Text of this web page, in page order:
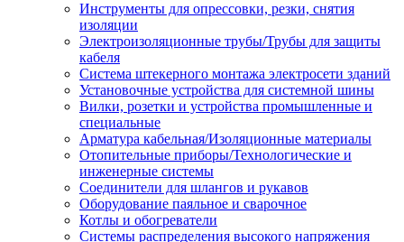
Инструменты для опрессовки, резки, снятия
изоляции
Электроизоляционные трубы/Трубы для защиты
кабеля
Система штекерного монтажа электросети зданий
Установочные устройства для системной шины
Вилки, розетки и устройства промышленные и
специальные
Арматура кабельная/Изоляционные материалы
Отопительные приборы/Технологические и
инженерные системы
Соединители для шлангов и рукавов
Оборудование паяльное и сварочное
Котлы и обогреватели
Системы распределения высокого напряжения